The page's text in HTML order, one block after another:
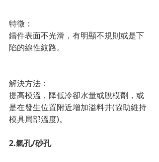
特徵：
鑄件表面不光滑，有明顯不規則或是下
陷的線性紋路。
解決方法：
提高模溫，降低冷卻水量或脫模劑，或
是在發生位置附近增加溢料井(協助維持
模具局部溫度)。
2.氣孔/砂孔